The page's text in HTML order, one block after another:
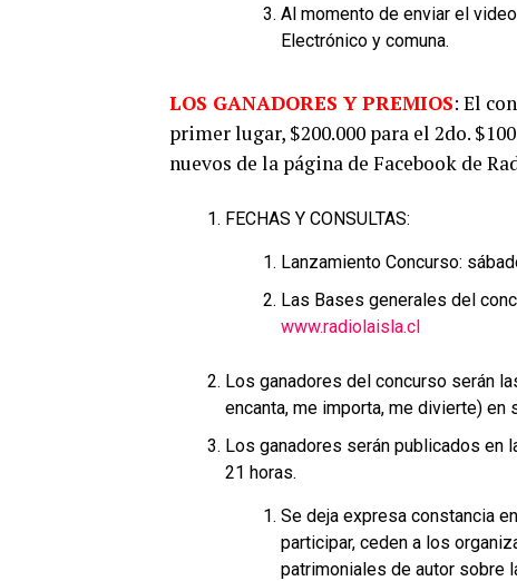
Al momento de enviar el
Electrónico y comuna.
LOS GANADORES Y PREMIOS: El
primer lugar, $200.000 para el 2do.
nuevos de la página de Facebook de
FECHAS Y CONSULTAS:
Lanzamiento Concurso:
Las Bases generales del
www.radiolaisla.cl
Los ganadores del concurso serán
encanta, me importa, me divierte)
Los ganadores serán publicados en
21 horas.
Se deja expresa constancia
participar, ceden a los
patrimoniales de autor sobre